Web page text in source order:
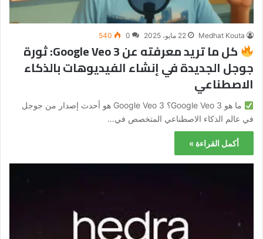
Medhat Kouta 22 مايو، 2025 0
540
كل ما تريد معرفته عن Google Veo 3: ثورة
جوجل الجديدة في إنشاء الفيديوهات بالذكاء
الاصطناعي
ما هو Google Veo 3؟ Google Veo 3 هو أحدث إصدار من جوجل
في عالم الذكاء الاصطناعي المتخصص في…
أكمل القراءة »